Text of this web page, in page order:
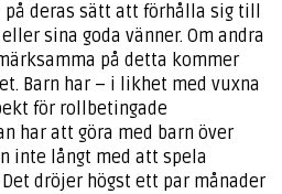
på deras sätt att förhålla sig till
sina goda vänner. Om andra
på detta kommer
Barn har – i likhet med vuxna
för rollbetingade
har att göra med barn över
inte långt med att spela
dröjer högst ett par månader